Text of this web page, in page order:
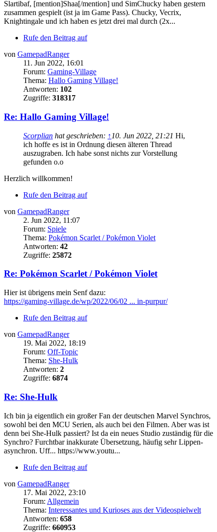
Slartibaf, [mention]Shaa[/mention] und SimChucky haben gestern
zusammen gespielt (ist ja im Game Pass). Chucky, Vecrix,
Knightingale und ich haben es jetzt drei mal durch (2x...
Rufe den Beitrag auf
von GamepadRanger
11. Jun 2022, 16:01
Forum: Gaming-Village
Thema: Hallo Gaming Village!
Antworten: 102
Zugriffe: 318317
Re: Hallo Gaming Village!
Scorplian hat geschrieben: ↑ 10. Jun 2022, 21:21 Hi,
ich hoffe es ist in Ordnung diesen älteren Thread
auszugraben. Ich habe sonst nichts zur Vorstellung
gefunden o.o
Herzlich willkommen!
Rufe den Beitrag auf
von GamepadRanger
2. Jun 2022, 11:07
Forum: Spiele
Thema: Pokémon Scarlet / Pokémon Violet
Antworten: 42
Zugriffe: 25872
Re: Pokémon Scarlet / Pokémon Violet
Hier ist übrigens mein Senf dazu:
https://gaming-village.de/wp/2022/06/02 ... in-purpur/
Rufe den Beitrag auf
von GamepadRanger
19. Mai 2022, 18:19
Forum: Off-Topic
Thema: She-Hulk
Antworten: 2
Zugriffe: 6874
Re: She-Hulk
Ich bin ja eigentlich ein großer Fan der deutschen Marvel Synchros,
sowohl bei den MCU Serien, als auch bei den Filmen. Aber was ist
denn bei She-Hulk passiert? Ist da ein neues Studio zuständig für die
Synchro? Furchtbar inakkurate Übersetzung, häufig sehr Lippen-
asynchron. Uff... https://www.youtu...
Rufe den Beitrag auf
von GamepadRanger
17. Mai 2022, 23:10
Forum: Allgemein
Thema: Interessantes und Kurioses aus der Videospielwelt
Antworten: 658
Zugriffe: 660953